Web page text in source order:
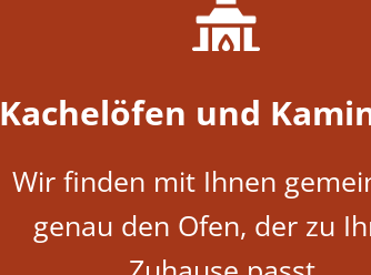
Kachelöfen und
Wir finden mit Ihnen
genau den Ofen, der zu